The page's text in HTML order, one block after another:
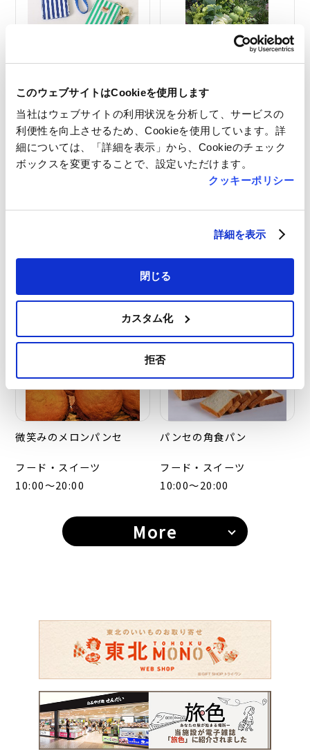
このウェブサイトはCookieを使用します
当社はウェブサイトの利用状況を分析して、サービスの
利便性を向上させるため、Cookieを使用しています。詳
細については、「詳細を表示」から、Cookieのチェック
ボックスを変更することで、設定いただけます。
クッキーポリシー
詳細を表示
閉じる
カスタム化
拒否
ライプパスポーチ
雑貨
10:00～20:00
メント）
生花
10:00～20:00
Bouquet（ブーケ）
生花
牛肉ゴロゴロカレーパンは
じめちゃん
フード・スイーツ
10:00～20:00
微笑みのメロンパンセ
フード・スイーツ
10:00～20:00
パンセの角食パン
フード・スイーツ
10:00～20:00
More